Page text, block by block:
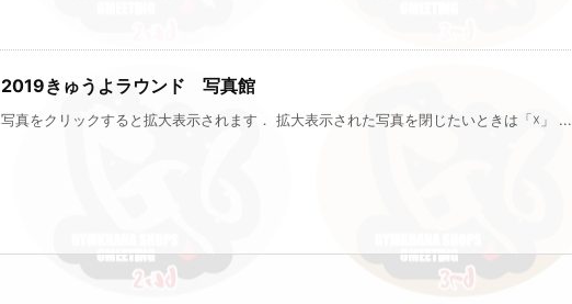
2019きゅうよラウンド 写真館
写真をクリックすると拡大表示されます． 拡大表示された写真を閉じたいときは「☓」 ...